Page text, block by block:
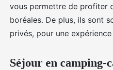
vous permettre de profiter
boréales. De plus, ils sont
privés, pour une
Séjour en camping-